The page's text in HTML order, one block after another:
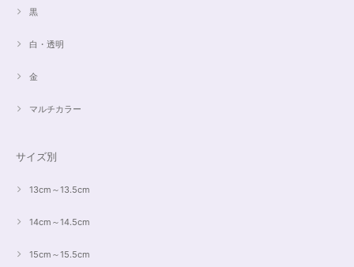
黒
白・透明
金
マルチカラー
サイズ別
13cm～13.5cm
14cm～14.5cm
15cm～15.5cm